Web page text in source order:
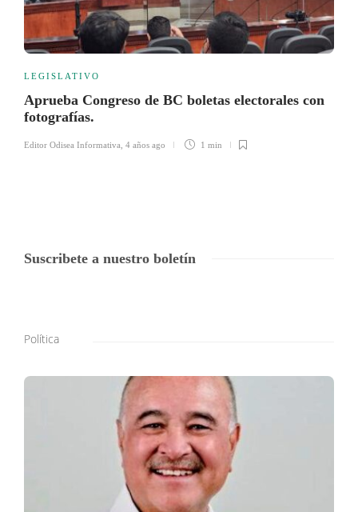
LEGISLATIVO
Aprueba Congreso de BC boletas electorales con
fotografías.
Editor Odisea Informativa 4 años ago 1 min
Suscribete a nuestro boletín
Política